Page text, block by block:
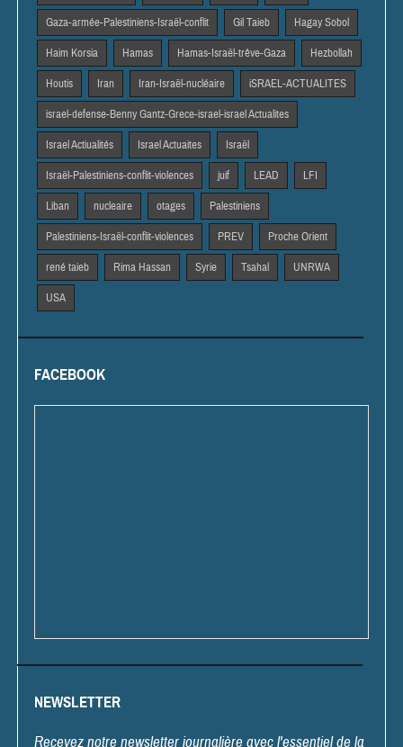
Gaza-armée-Palestiniens-Israël-conflit Gil Taieb Hagay Sobol
Haim Korsia Hamas Hamas-Israël-trêve-Gaza Hezbollah
Houtis Iran Iran-Israël-nucléaire iSRAEL-ACTUALITES
israel-defense-Benny Gantz-Grece-israel-israel Actualites
Israel Actiualités Israel Actuaites Israël
Israël-Palestiniens-conflit-violences juif LEAD LFI
Liban nucleaire otages Palestiniens
Palestiniens-Israël-conflit-violences PREV Proche Orient
rené taieb Rima Hassan Syrie Tsahal UNRWA
USA
FACEBOOK
NEWSLETTER
Recevez notre newsletter journalière avec l'essentiel de la